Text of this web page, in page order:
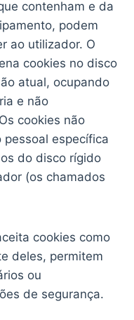
contenham e da
podem
ao utilizador. O
cookies no disco
atual, ocupando
e não
cookies não
específica
do disco rígido
(os chamados
cookies como
deles, permitem
ou
de segurança.